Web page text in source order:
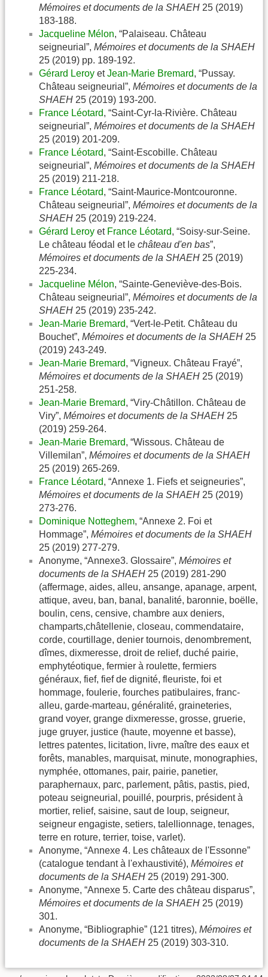
Mémoires et documents de la SHAEH 25 (2019)
183-188.
Jacqueline Mélon, “Palaiseau. Château
seigneurial”, Mémoires et documents de la SHAEH
25 (2019) pp. 189-192.
Gérard Leroy etJean-Marie Bremard, “Pussay.
Château seigneurial”, Mémoires et documents de la
SHAEH 25 (2019) 193-200.
France Léotard, “Saint-Cyr-la-Rivière. Château
seigneurial”, Mémoires et documents de la SHAEH
25 (2019) 201-209.
France Léotard, “Saint-Escobille. Château
seigneurial”, Mémoires et documents de la SHAEH
25 (2019) 211-218.
France Léotard, “Saint-Maurice-Montcouronne.
Château seigneurial”, Mémoires et documents de la
SHAEH 25 (2019) 219-224.
Gérard Leroy et France Léotard, “Soisy-sur-Seine.
Le château féodal et le château d'en bas”,
Mémoires et documents de la SHAEH 25 (2019)
225-234.
Jacqueline Mélon, “Sainte-Geneviève-des-Bois.
Château seigneurial”, Mémoires et documents de la
SHAEH 25 (2019) 235-242.
Jean-Marie Bremard, “Vert-le-Petit. Château du
Bouchet”, Mémoires et documents de la SHAEH 25
(2019) 243-249.
Jean-Marie Bremard, “Vigneux. Château Frayé”,
Mémoires et documents de la SHAEH 25 (2019)
251-258.
Jean-Marie Bremard, “Viry-Châtillon. Château de
Viry”, Mémoires et documents de la SHAEH 25
(2019) 259-264.
Jean-Marie Bremard, “Wissous. Château de
Villemilan”, Mémoires et documents de la SHAEH
25 (2019) 265-269.
France Léotard, “Annexe 1. Fiefs et seigneuries”,
Mémoires et documents de la SHAEH 25 (2019)
273-276.
Dominique Notteghem, “Annexe 2. Foi et
Hommage”, Mémoires et documents de la SHAEH
25 (2019) 277-279.
Anonyme, “Annexe3. Glossaire”, Mémoires et
documents de la SHAEH 25 (2019) 281-290
(affermage, aides, alleu, ansange, apanage, arpent,
attique, aveu, ban, banal, banalité, baronnie, boëlle,
boulin, cens, censive, chambre aux deniers,
champarts,châtellenie, closeau, commendataire,
corde, courtillage, denier tournois, denombrement,
dîmes, dixmeresse, droit de relief, duché pairie,
emphytéotique, fermier à roulette, fermiers
généraux, fief, fief de dignité, fleuriste, foi et
hommage, foulerie, fourches patibulaires, franc-
alleu, garde-marteau, généralité, graineteries,
grand voyer, grange dixmeresse, grosse, gruerie,
juge gruyer, justice (haute, moyenne et basse),
lettres patentes, licitation, livre, maître des eaux et
forêts, manables, marquisat, minute, monographies,
nymphée, ottomanes, pair, pairie, panetier,
paraphernaux, parc, parlement, pâtis, pastis, pied,
poteau seigneurial, pouillé, pourpris, président à
mortier, relief, saisine, saut de loup, seigneur,
seigneur engagiste, setiers, talellionnage, tenages,
terre en roture, terrier, toise, varlet).
Anonyme, “Annexe 4. Les châteaux de l'Essonne”
(catalogue tendant à l'exhaustivité), Mémoires et
documents de la SHAEH 25 (2019) 291-300.
Anonyme, “Annexe 5. Carte des château disparus”,
Mémoires et documents de la SHAEH 25 (2019)
301.
Anonyme, “Bibliographie” (121 titres), Mémoires et
documents de la SHAEH 25 (2019) 303-310.